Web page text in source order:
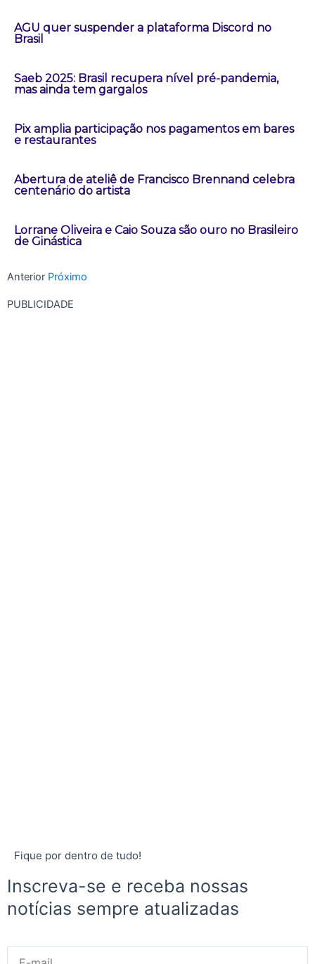
AGU quer suspender a plataforma Discord no
Brasil
Saeb 2025: Brasil recupera nível pré-pandemia,
mas ainda tem gargalos
Pix amplia participação nos pagamentos em bares
e restaurantes
Abertura de ateliê de Francisco Brennand celebra
centenário do artista
Lorrane Oliveira e Caio Souza são ouro no Brasileiro
de Ginástica
Anterior Próximo
PUBLICIDADE
Fique por dentro de tudo!
Inscreva-se e receba nossas
notícias sempre atualizadas